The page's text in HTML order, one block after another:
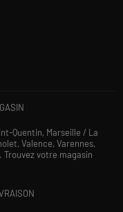
Quentin, Marseille / La
Valence, Varennes,
Trouvez votre magasin